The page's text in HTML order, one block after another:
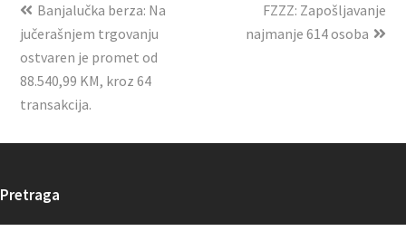
Banjalučka berza: Na
jučerašnjem trgovanju
ostvaren je promet od
88.540,99 KM, kroz 64
transakcija.
FZZZ: Zapošljavanje
najmanje 614 osoba
Pretraga